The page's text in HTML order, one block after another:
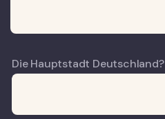
Die Hauptstadt Deutschland?